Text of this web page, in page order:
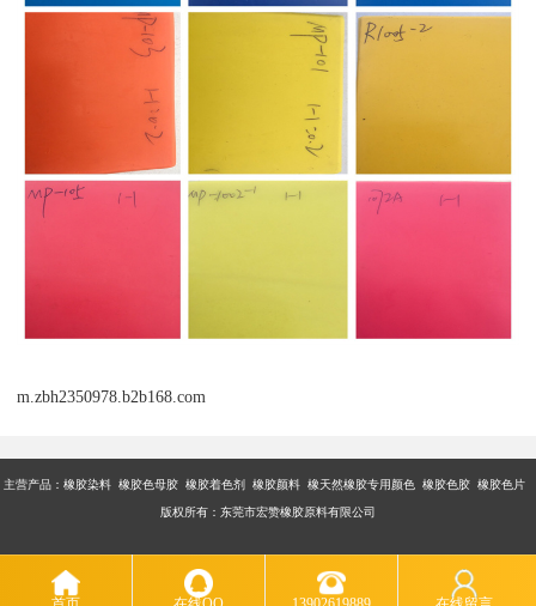
m.zbh2350978.b2b168.com
主营产品：橡胶染料 橡胶色母胶 橡胶着色剂 橡胶颜料 橡天然橡胶专用颜色 橡胶色胶 橡胶色片
版权所有：东莞市宏赞橡胶原料有限公司